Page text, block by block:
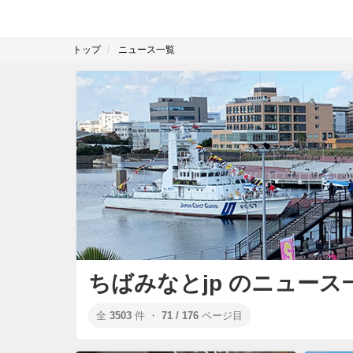
トップ ニュース一覧
ちばみなとjp のニュース
全 3503 件 ・ 71 / 176 ページ目